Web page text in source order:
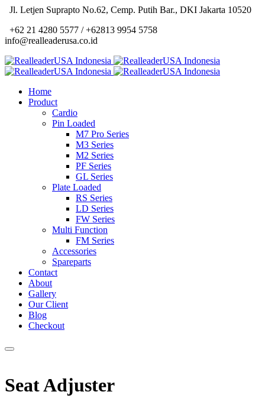
Jl. Letjen Suprapto No.62, Cemp. Putih Bar., DKI Jakarta 10520
+62 21 4280 5577 / +62813 9954 5758
info@realleaderusa.co.id
Home
Product
Cardio
Pin Loaded
M7 Pro Series
M3 Series
M2 Series
PF Series
GL Series
Plate Loaded
RS Series
LD Series
FW Series
Multi Function
FM Series
Accessories
Spareparts
Contact
About
Gallery
Our Client
Blog
Checkout
Seat Adjuster